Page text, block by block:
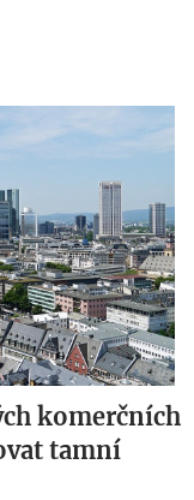
komerčních
tamní